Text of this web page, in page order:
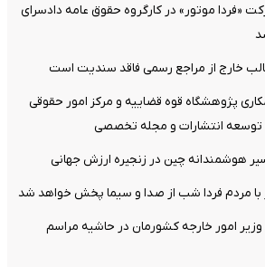
«فردا موتور» در کارگروه حقوق عامه دادسرای
خارج از مراجع رسمی فاقد سندیت است
پژوهشگاه قوه قضاییه و مرکز امور حقوقی
توسعه انتشارات و مجله تخصصی
هوشمندانه چین در زنجیره ارزش جهانی
مردم فردا شب از صدا و سیما پخش خواهد شد
وزیر امور خارجه کشورمان در حاشیه مراسم